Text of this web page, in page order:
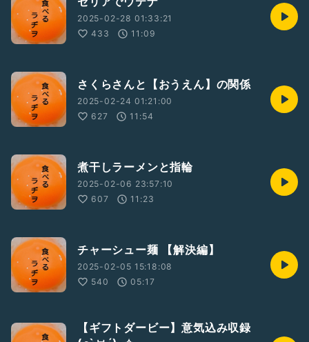
2025-02-28 01:33:21
433
11:09
さくらさんと【おうえん】の関係
2025-02-24 01:21:00
627
11:54
煮干しラーメンと指輪
2025-02-06 23:57:10
607
11:23
チャーシュー麺 【解決編】
2025-02-05 15:18:08
540
05:17
【ギフトダービー】意気込み収録